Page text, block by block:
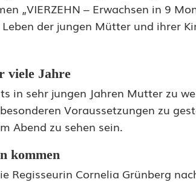
„VIERZEHN – Erwachsen in 9
der jungen Mütter und ihrer
viele Jahre
in sehr jungen Jahren Mutter zu
Voraussetzungen zu
Abend zu sehen sein.
kommen
Regisseurin Cornelia Grünberg